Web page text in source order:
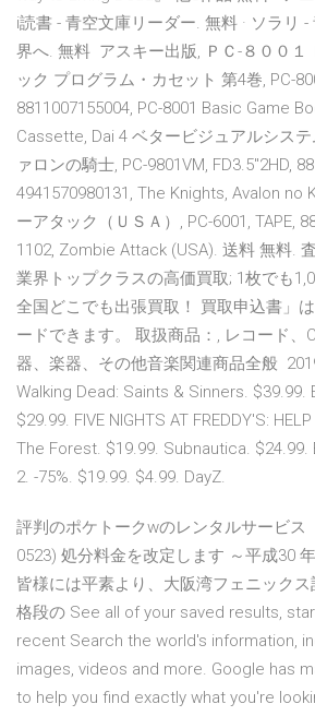
i読書 - 青空文庫リーダー. 無料 · ソラリ
界へ. 無料 アスキー出版, ＰＣ-８００１
ック プログラム・カセット 第4巻, PC-
8811007155004, PC-8001 Basic Game
Cassette, Dai 4 ベタービジュアルシス
ァロンの騎士, PC-9801VM, FD3.5"2HD,
4941570980131, The Knights, Avalon no
ーアタック（ＵＳＡ）, PC-6001, TAPE,
1102, Zombie Attack (USA). 送料 無料.
業界トップクラスの高価買取; 1枚でも
全国どこでも出張買取！ 買取申込書」
ードできます。 取扱商品：, レコード、
器、楽器、その他音楽関連商品全般
Walking Dead: Saints & Sinners. $39.99.
$29.99. FIVE NIGHTS AT FREDDY'S:
The Forest. $19.99. Subnautica. $24.99.
2. -75%. $19.99. $4.99. DayZ.
評判のポケトークwのレンタルサービス
0523) 処分料金を改定します ～平成30
皆様には平素より、大阪湾フェニックス
格段の See all of your saved results,
recent Search the world's information,
images, videos and more. Google has
to help you find exactly what you're